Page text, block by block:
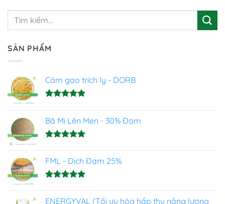
SẢN PHẨM
Cám gạo trích ly - DORB
5 sao
Bã Mì Lên Men - 30% Đạm
5 sao
FML - Dịch Đạm 25%
5 sao
ENERGYVAL (Tối ưu hóa hấp thụ năng lượng